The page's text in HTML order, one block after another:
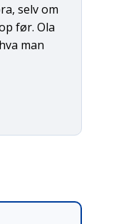
selv om
før. Ola
man